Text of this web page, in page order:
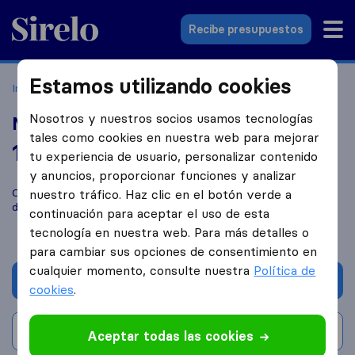
Sirelo.es
Recibe presupuestos
Inicio Empresas de mudanzas Madrid Mudanzas Lienzo
Mudanzas Lienzo
10,0 basado en
reseñas de Sirelo y Google
Compara Mudanzas Lienzo con otras empresas de mudanzas
de
Madrid
Solicita Presupuestos
Escribe una valoración
Estamos utilizando cookies
Nosotros y nuestros socios usamos tecnologías
tales como cookies en nuestra web para mejorar
tu experiencia de usuario, personalizar contenido
y anuncios, proporcionar funciones y analizar
nuestro tráfico. Haz clic en el botón verde a
continuación para aceptar el uso de esta
tecnología en nuestra web. Para más detalles o
para cambiar sus opciones de consentimiento en
cualquier momento, consulte nuestra Política de
cookies.
Aceptar todas las cookies